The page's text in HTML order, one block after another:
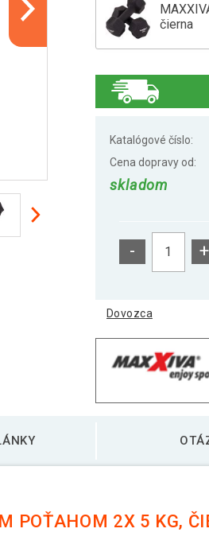
čierna
oranžov
Katalógové číslo:
Cena dopravy od:
skladom
- +
Dovozca
POŤAHOM 2X 5 KG,